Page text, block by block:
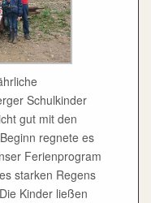
Schulkinder
gut mit den
regnete es
Ferienprogram
starken Regens
Kinder ließen